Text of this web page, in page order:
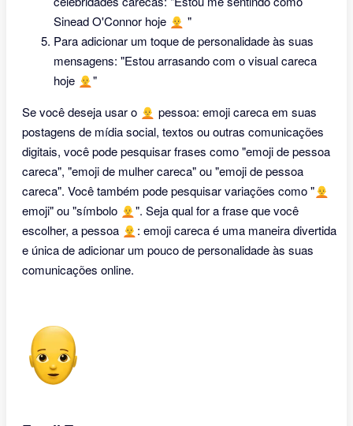
Sinead O'Connor hoje 🧑‍🦲 "
Para adicionar um toque de personalidade às suas
mensagens: "Estou arrasando com o visual careca
hoje 🧑‍🦲"
Se você deseja usar o 🧑‍🦲 pessoa: emoji careca em suas
postagens de mídia social, textos ou outras comunicações
digitais, você pode pesquisar frases como "emoji de pessoa
careca", "emoji de mulher careca" ou "emoji de pessoa
careca". Você também pode pesquisar variações como "🧑‍🦲
emoji" ou "símbolo 🧑‍🦲". Seja qual for a frase que você
escolher, a pessoa 🧑‍🦲: emoji careca é uma maneira divertida
e única de adicionar um pouco de personalidade às suas
comunicações online.